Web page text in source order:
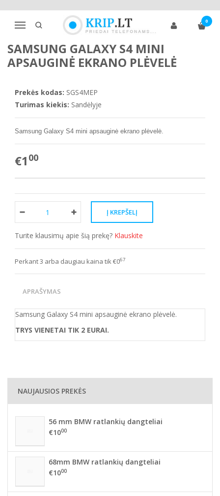
Navigacija
0
Pagrindinis Telefono ekrano apsaugos Samsung
S klasė
Samsung Galaxy S4 mini apsauginė ekrano plėvelė
SAMSUNG GALAXY S4 MINI
APSAUGINĖ EKRANO PLĖVELĖ
Prekės kodas: SGS4MEP
Turimas kiekis: Sandėlyje
Samsung Galaxy S4 mini apsauginė ekrano plėvelė.
€1 00
Turite klausimų apie šią prekę? Klauskite
Perkant 3 arba daugiau kaina tik €067
APRAŠYMAS
Samsung Galaxy S4 mini apsauginė ekrano plėvelė.
TRYS VIENETAI TIK 2 EURAI.
NAUJAUSIOS PREKĖS
56 mm BMW ratlankių dangteliai
€1000
68mm BMW ratlankių dangteliai
€1000